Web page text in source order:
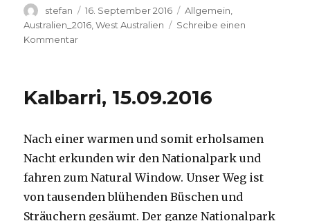
Autor
stefan
Veröffentlicht
am
16. September 2016 Kategorien
Allgemein
Australien_2016 ,West Australien
Schreibe einen
Kommentarzu
Kalbarri, 15.09.2016
Nach einer warmen und somit erholsamen
Nacht erkunden wir den Nationalpark und
fahren zum Natural Window. Unser Weg ist
von tausenden blühenden Büschen und
Sträuchern gesäumt. Der ganze Nationalpark